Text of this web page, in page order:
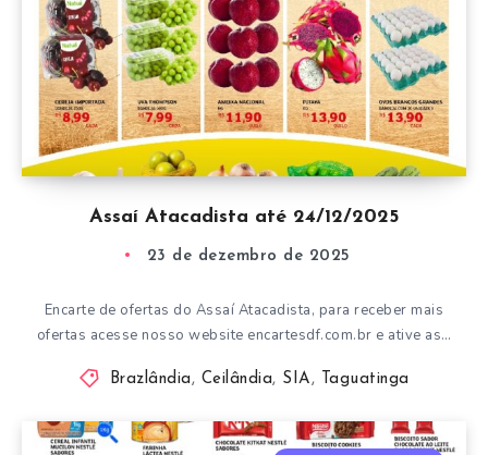
Assaí Atacadista até 24/12/2025
23 de dezembro de 2025
Encarte de ofertas do Assaí Atacadista, para receber mais
ofertas acesse nosso website encartesdf.com.br e ative as…
Brazlândia , Ceilândia, SIA , Taguatinga